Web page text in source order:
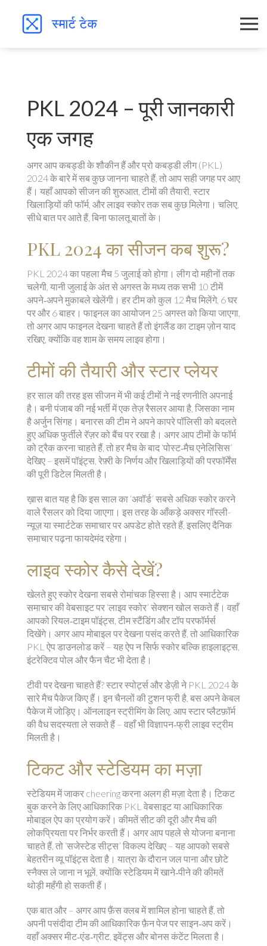
PKL 2024 – पूरी जानकारी
एक जगह
अगर आप कबड्डी के शौकीन हैं और प्रो कबड्डी लीग (PKL)
2024 के बारे में सब कुछ जानना चाहते हैं, तो आप सही जगह पर आए
हैं। यहाँ आपको सीजन की शुरुआत, टीमों की तैयारी, स्टार
खिलाड़ियों की फॉर्म, और लाइव स्कोर तक सब कुछ मिलेगा। चलिए,
सीधे बात पर आते हैं, बिना फालतू बातों के।
PKL 2024 का सीजन कब शुरू?
PKL 2024 का पहला मैच 5 जुलाई को होगा। लीग दो महीनों तक
चलेगी, यानी जुलाई के अंत से अगस्त के मध्य तक सभी 10 टीमें
अपने‑अपने मुकाबले खेलेंगी। हर टीम को कुल 12 मैच मिलेंगे, 6 घर
पर और 6 बाहर। फाइनल का आयोजन 25 अगस्त को किया जाएगा,
तो अगर आप फाइनल देखना चाहते हैं तो इंगलैंड का टाइम ज़ोन याद
रखिए, क्योंकि वह शाम के समय लाइव होगा।
टीमों की तैयारी और स्टार प्लेयर
हर साल की तरह इस सीजन में भी कई टीमों ने नई रणनीति अपनाई
है। बनी पंजाब की नई भर्ती में एक तेज़ रैसलर आया है, जिसका नाम
है अर्जुन सिंगह। बनारस की टीम ने अपने कापरे पॉलिसी को बदलते
हुए अधिक फुर्तीले रॅज़र को बैंच पर रखा है। अगर आप टीमों के फॉर्म
को ट्रैक करना चाहते हैं, तो हर मैच के बाद ‘पोस्ट‑मैच एनेलिसिस’
देखिए – इसमें पॉइंट्स, रेफ़्री के निर्णय और खिलाड़ियों की परफॉर्मेंस
की पूरी डिटेल मिलती है।
ख़ास बात यह है कि इस साल का ‘अवॉर्ड’ सबसे अधिक स्कोर करने
वाले रैसलर को दिया जाएगा। इस तरह के आँकड़े अक्सर गॉस्ली-
न्यूज़ या स्मार्टटेक समाचार पर अपडेट होते रहते हैं, इसलिए दैनिक
समाचार पढ़ना फायदेमंद रहेगा।
लाइव स्कोर कैसे देखें?
खेलते हुए स्कोर देखना सबसे रोमांचक हिस्सा है। आप स्मार्टटेक
समाचार की वेबसाइट पर ‘लाइव स्कोर’ सेक्शन खोल सकते हैं। वहाँ
आपको रियल‑टाइम पॉइंट्स, टीम स्टैंडिंग और टॉप परफॉर्मर्स
दिखेंगे। अगर आप मोबाइल पर देखना पसंद करते हैं, तो आधिकारिक
PKL ऐप डाउनलोड करें – यह ऐप न सिर्फ स्कोर बल्कि हाइलाइट्स,
इंटरेक्टिव पोल और फैन चैट भी देता है।
टीवी पर देखना चाहते हैं? स्टार स्पोर्ट्स और डेज़ी ने PKL 2024 के
सारे मैच पैकेज किए हैं। इन चैनलों की टुशन फ्री है, बस अपने केबल
पैकेज में जोड़िए। ऑनलाइन स्ट्रीमिंग के लिए, आप स्टार प्लैटफ़ॉर्म
की वैध सदस्यता ले सकते हैं – वहाँ भी विज्ञापन‑फ्री लाइव स्ट्रीम
मिलती है।
टिकट और स्टेडियम का मज़ा
स्टेडियम में जाकर cheering करना अलग ही मज़ा देता है। टिकट
बुक करने के लिए आधिकारिक PKL वेबसाइट या आधिकारिक
मोबाइल ऐप का प्रयोग करें। कीमतें सीट की दूरी और मैच की
लोकप्रियता पर निर्भर करती हैं। अगर आप पहले से योजना बनाना
चाहते हैं, तो ‘सजेस्टेड सीट्स’ विकल्प देखिए – यह आपको सबसे
बेहतरीन व्यू पॉइंट्स देता है। यात्रा के दौरान जल पाना और छोटे
स्नैक्स ले जाना न भूलें, क्योंकि स्टेडियम में खाने‑पीने की कीमतें
थोड़ी महँगी हो सकती हैं।
एक बात और – अगर आप फ़ैंस क्लब में शामिल होना चाहते हैं, तो
अपनी पसंदीदा टीम की आधिकारिक फ़ैन पेज पर साइन‑अप करें।
वहाँ अक्सर मीट‑एंड‑ग्रीट, इवेंट्स और बोनस कंटेंट मिलता है।